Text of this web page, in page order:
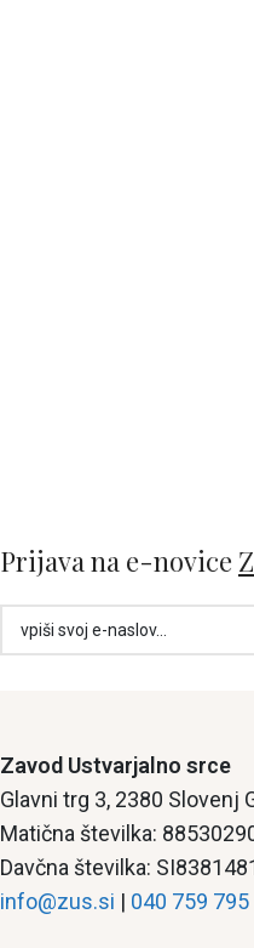
Prijava na e-novice
Zavod Ustvarjalno srce
Glavni trg 3, 2380 Slovenj
Matična številka:
Davčna številka:
info@zus.si | 040 759 795